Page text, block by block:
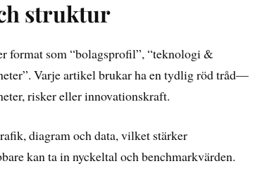
struktur
format som “bolagsprofil”, “teknologi &
Varje artikel brukar ha en tydlig röd tråd—
risker eller innovationskraft.
diagram och data, vilket stärker
kan ta in nyckeltal och benchmarkvärden.